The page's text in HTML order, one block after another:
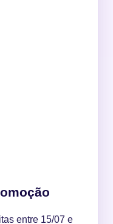
entre 15/07 e